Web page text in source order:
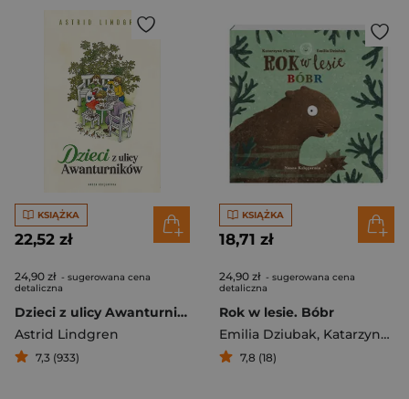
KSIĄŻKA
22,52 zł
24,90 zł - sugerowana cena
detaliczna
Dzieci z ulicy Awanturników
Astrid Lindgren
7,3 (933)
KSIĄŻKA
18,71 zł
24,90 zł - sugerowana cena
detaliczna
Rok w lesie. Bóbr
Emilia Dziubak, Katarzyna Piętka
7,8 (18)